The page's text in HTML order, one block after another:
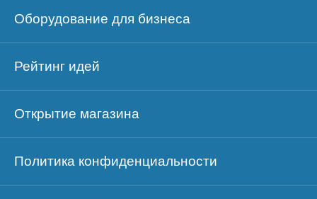
Оборудование для бизнеса
Рейтинг идей
Открытие магазина
Политика конфиденциальности